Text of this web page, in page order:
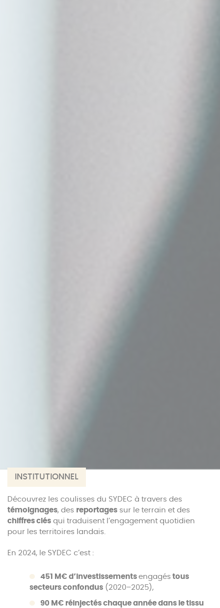
INSTITUTIONNEL
Découvrez les coulisses du SYDEC à travers des
témoignages, des reportages sur le terrain et des
chiffres clés qui traduisent l’engagement quotidien
pour les territoires landais.
En 2024, le SYDEC c’est :
451 M€ d’investissements engagés tous
secteurs confondus (2020–2025),
90 M€ réinjectés chaque année dans le tissu